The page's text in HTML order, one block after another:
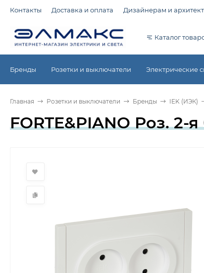
Контакты Доставка и оплата Дизайнерам и
Каталог
Бренды Розетки и выключатели Электрические
Главная Розетки и выключатели Бренды IEK (ИЭК)
FORTE&PIANO Роз. 2-